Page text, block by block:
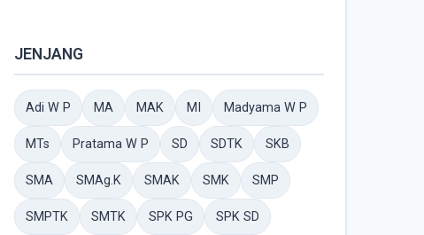
JENJANG
Adi W P MA MAK MI Madyama W P
MTs Pratama W P SD SDTK SKB
SMA SMAg.K SMAK SMK SMP
SMPTK SMTK SPK PG SPK SD